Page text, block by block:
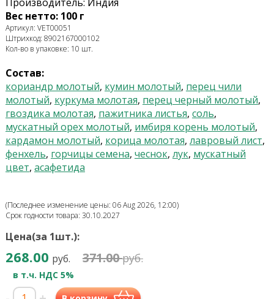
Производитель: Индия
Вес нетто: 100 г
Артикул: VET00051
Штрихкод: 8902167000102
Кол-во в упаковке: 10 шт.
Состав:
кориандр молотый, кумин молотый, перец чили
молотый, куркума молотая, перец черный молотый,
гвоздика молотая, пажитника листья, соль,
мускатный орех молотый, имбиря корень молотый,
кардамон молотый, корица молотая, лавровый лист,
фенхель, горчицы семена, чеснок, лук, мускатный
цвет, асафетида
(Последнее изменение цены: 06 Aug 2026, 12:00)
Срок годности товара: 30.10.2027
Цена(за 1шт.):
268.00 руб. 371.00руб.
в т.ч. НДС 5%